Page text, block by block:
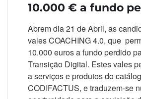
10.000 € a fundo
Abrem dia 21 de Abril, as
vales COACHING 4.0, que
10.000 euros a fundo perdido
Transição Digital. Estes vales
a serviços e produtos do
CODIFACTUS, e traduzem-se